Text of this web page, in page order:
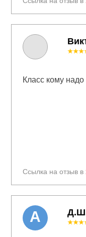
Ссылка на отзыв в
Класс кому
А